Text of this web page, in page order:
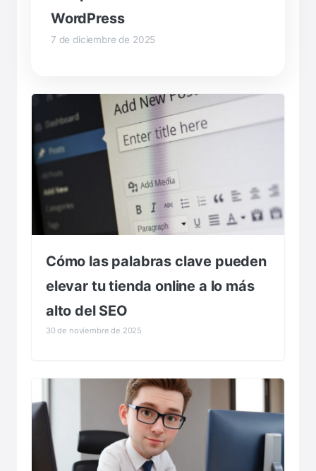
WordPress
7 de diciembre de 2025
Cómo las palabras clave pueden
elevar tu tienda online a lo más
alto del SEO
30 de noviembre de 2025